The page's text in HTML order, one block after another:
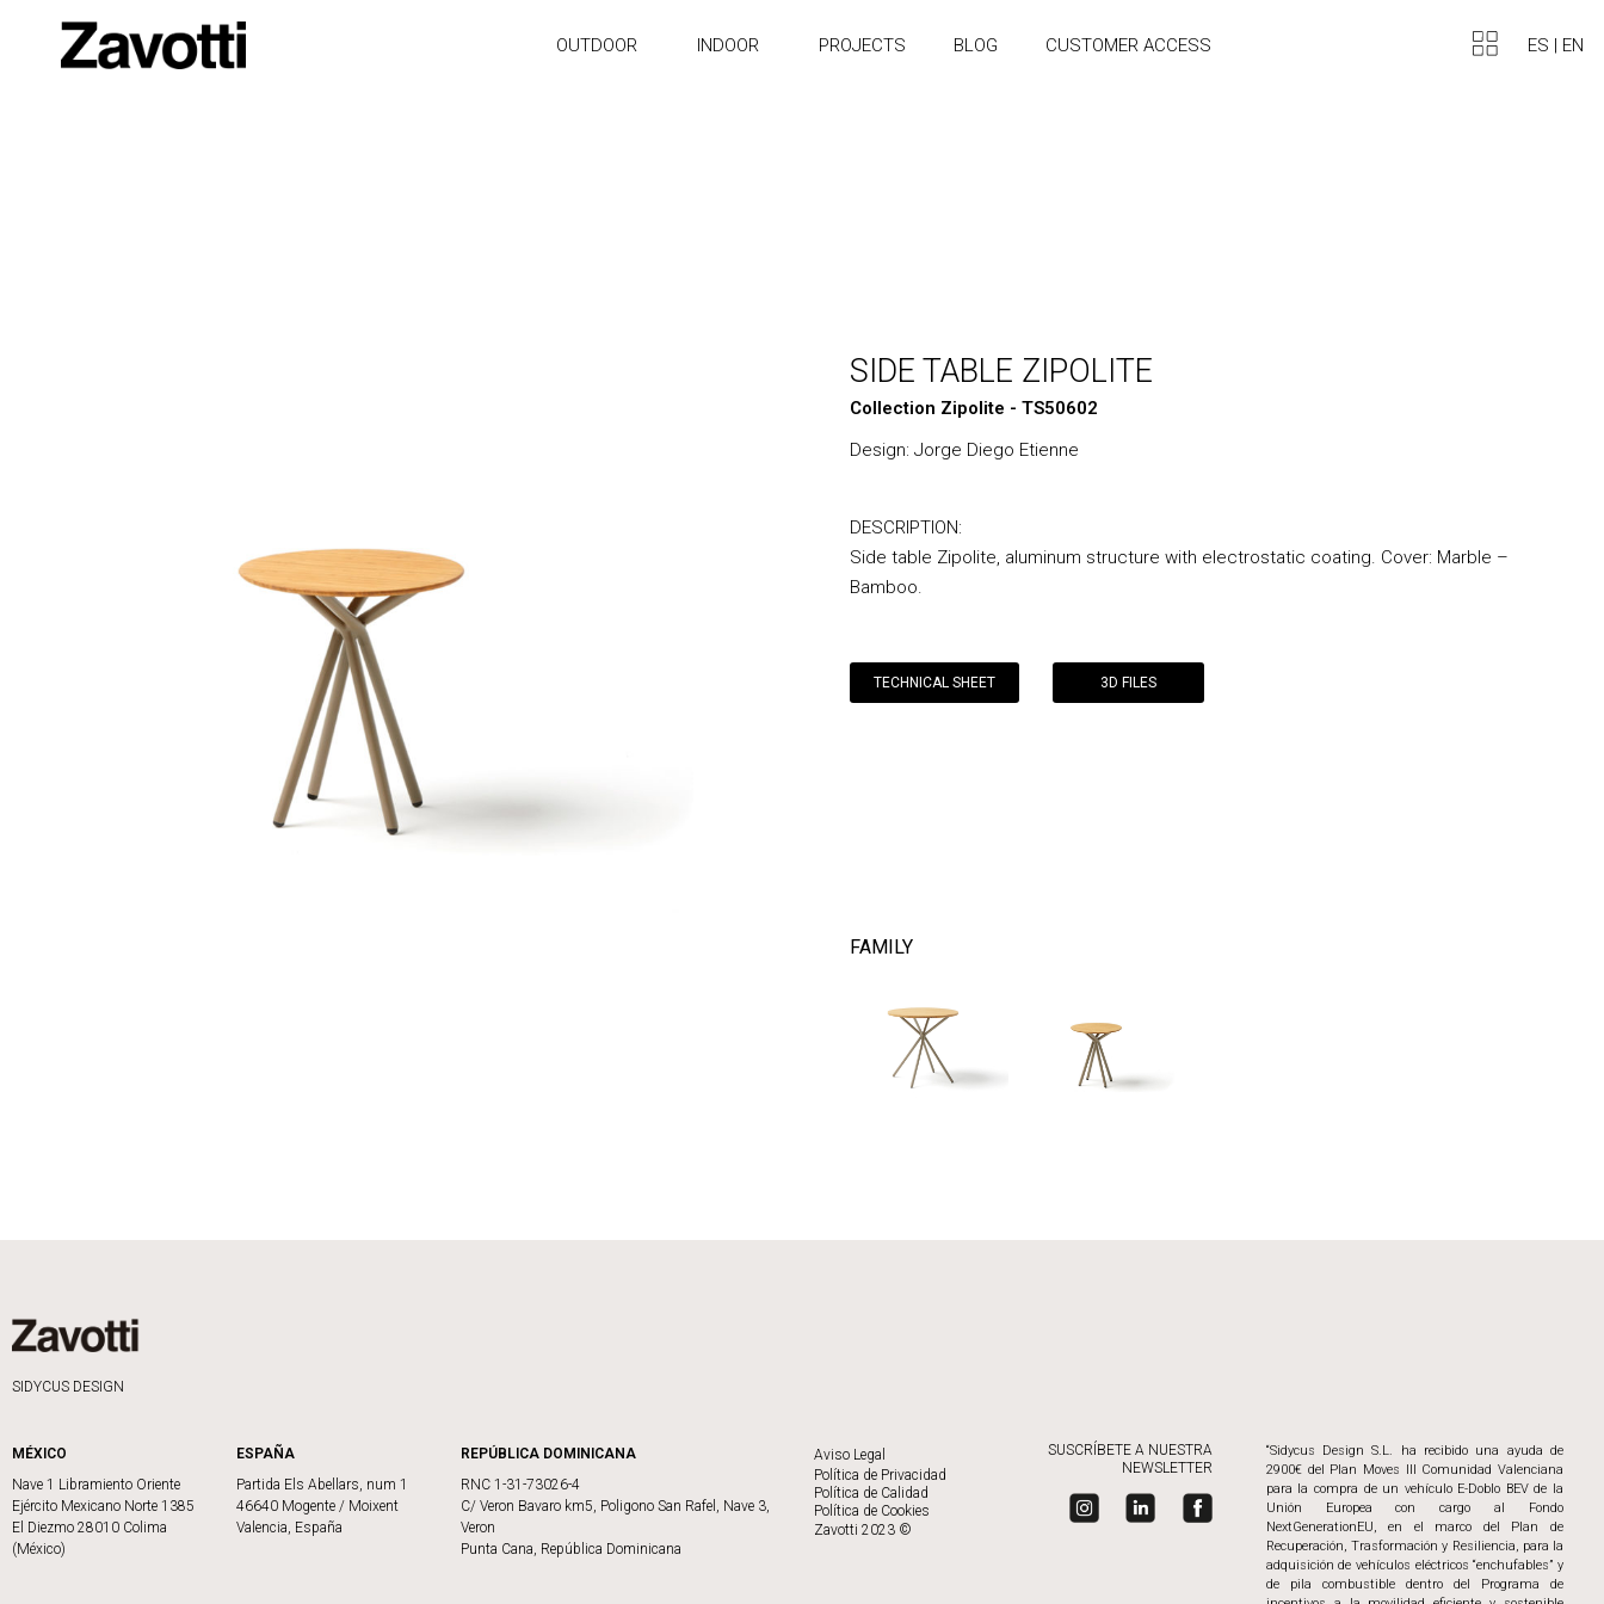
OUTDOOR INDOOR PROJECTS BLOG CUSTOMER ACCESS ES | EN
SIDE TABLE ZIPOLITE
Collection Zipolite - TS50602
Design: Jorge Diego Etienne
DESCRIPTION:
Side table Zipolite, aluminum structure with electrostatic coating. Cover: Marble –
Bamboo.
TECHNICAL SHEET 3D FILES
FAMILY
SIDYCUS DESIGN
MÉXICO
Nave 1 Libramiento Oriente
Ejército Mexicano Norte 1385
El Diezmo 28010 Colima
(México)
ESPAÑA
Partida Els Abellars, num 1
46640 Mogente / Moixent
Valencia, España
REPÚBLICA DOMINICANA
RNC 1-31-73026-4
C/ Veron Bavaro km5, Poligono San Rafel, Nave 3,
Veron
Punta Cana, República Dominicana
Aviso Legal
Política de Privacidad
Política de Calidad
Política de Cookies
Zavotti 2023 ©
SUSCRÍBETE A NUESTRA
NEWSLETTER
“Sidycus Design S.L. ha recibido una ayuda de
2900€ del Plan Moves III Comunidad Valenciana
para la compra de un vehículo E-Doblo BEV de la
Unión Europea con cargo al Fondo
NextGenerationEU, en el marco del Plan de
Recuperación, Trasformación y Resiliencia, para la
adquisición de vehículos eléctricos “enchufables” y
de pila combustible dentro del Programa de